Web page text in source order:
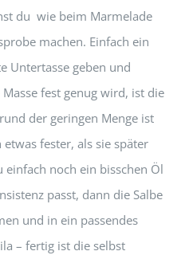
du wie beim Marmelade
machen. Einfach ein
Untertasse geben und
fest genug wird, ist die
der geringen Menge ist
fester, als sie später
noch ein bisschen Öl
passt, dann die Salbe
und in ein passendes
– fertig ist die selbst